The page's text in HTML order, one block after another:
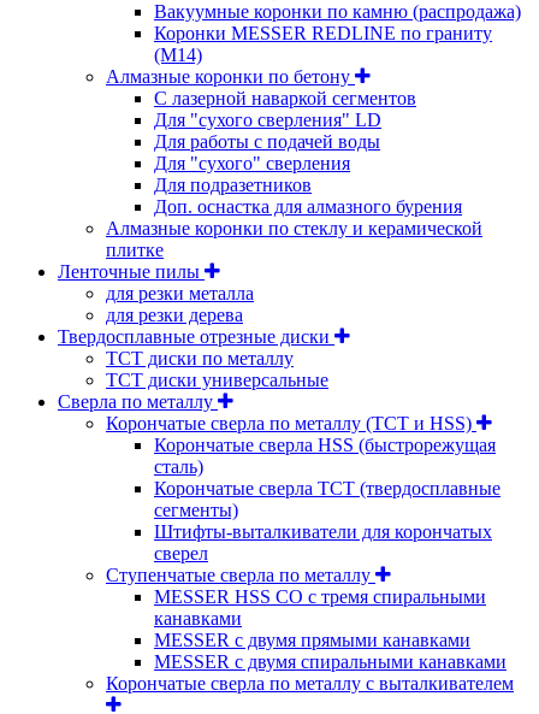
Вакуумные коронки по камню (распродажа)
Коронки MESSER REDLINE по граниту
(М14)
Алмазные коронки по бетону
С лазерной наваркой сегментов
Для "сухого сверления" LD
Для работы с подачей воды
Для "сухого" сверления
Для подразетников
Доп. оснастка для алмазного бурения
Алмазные коронки по стеклу и керамической
плитке
Ленточные пилы
для резки металла
для резки дерева
Твердосплавные отрезные диски
ТСТ диски по металлу
ТСТ диски универсальные
Сверла по металлу
Корончатые сверла по металлу (TCT и HSS)
Корончатые сверла HSS (быстрорежущая
сталь)
Корончатые сверла TCT (твердосплавные
сегменты)
Штифты-выталкиватели для корончатых
сверел
Ступенчатые сверла по металлу
MESSER HSS CО с тремя спиральными
канавками
MESSER с двумя прямыми канавками
MESSER с двумя спиральными канавками
Корончатые сверла по металлу c выталкивателем